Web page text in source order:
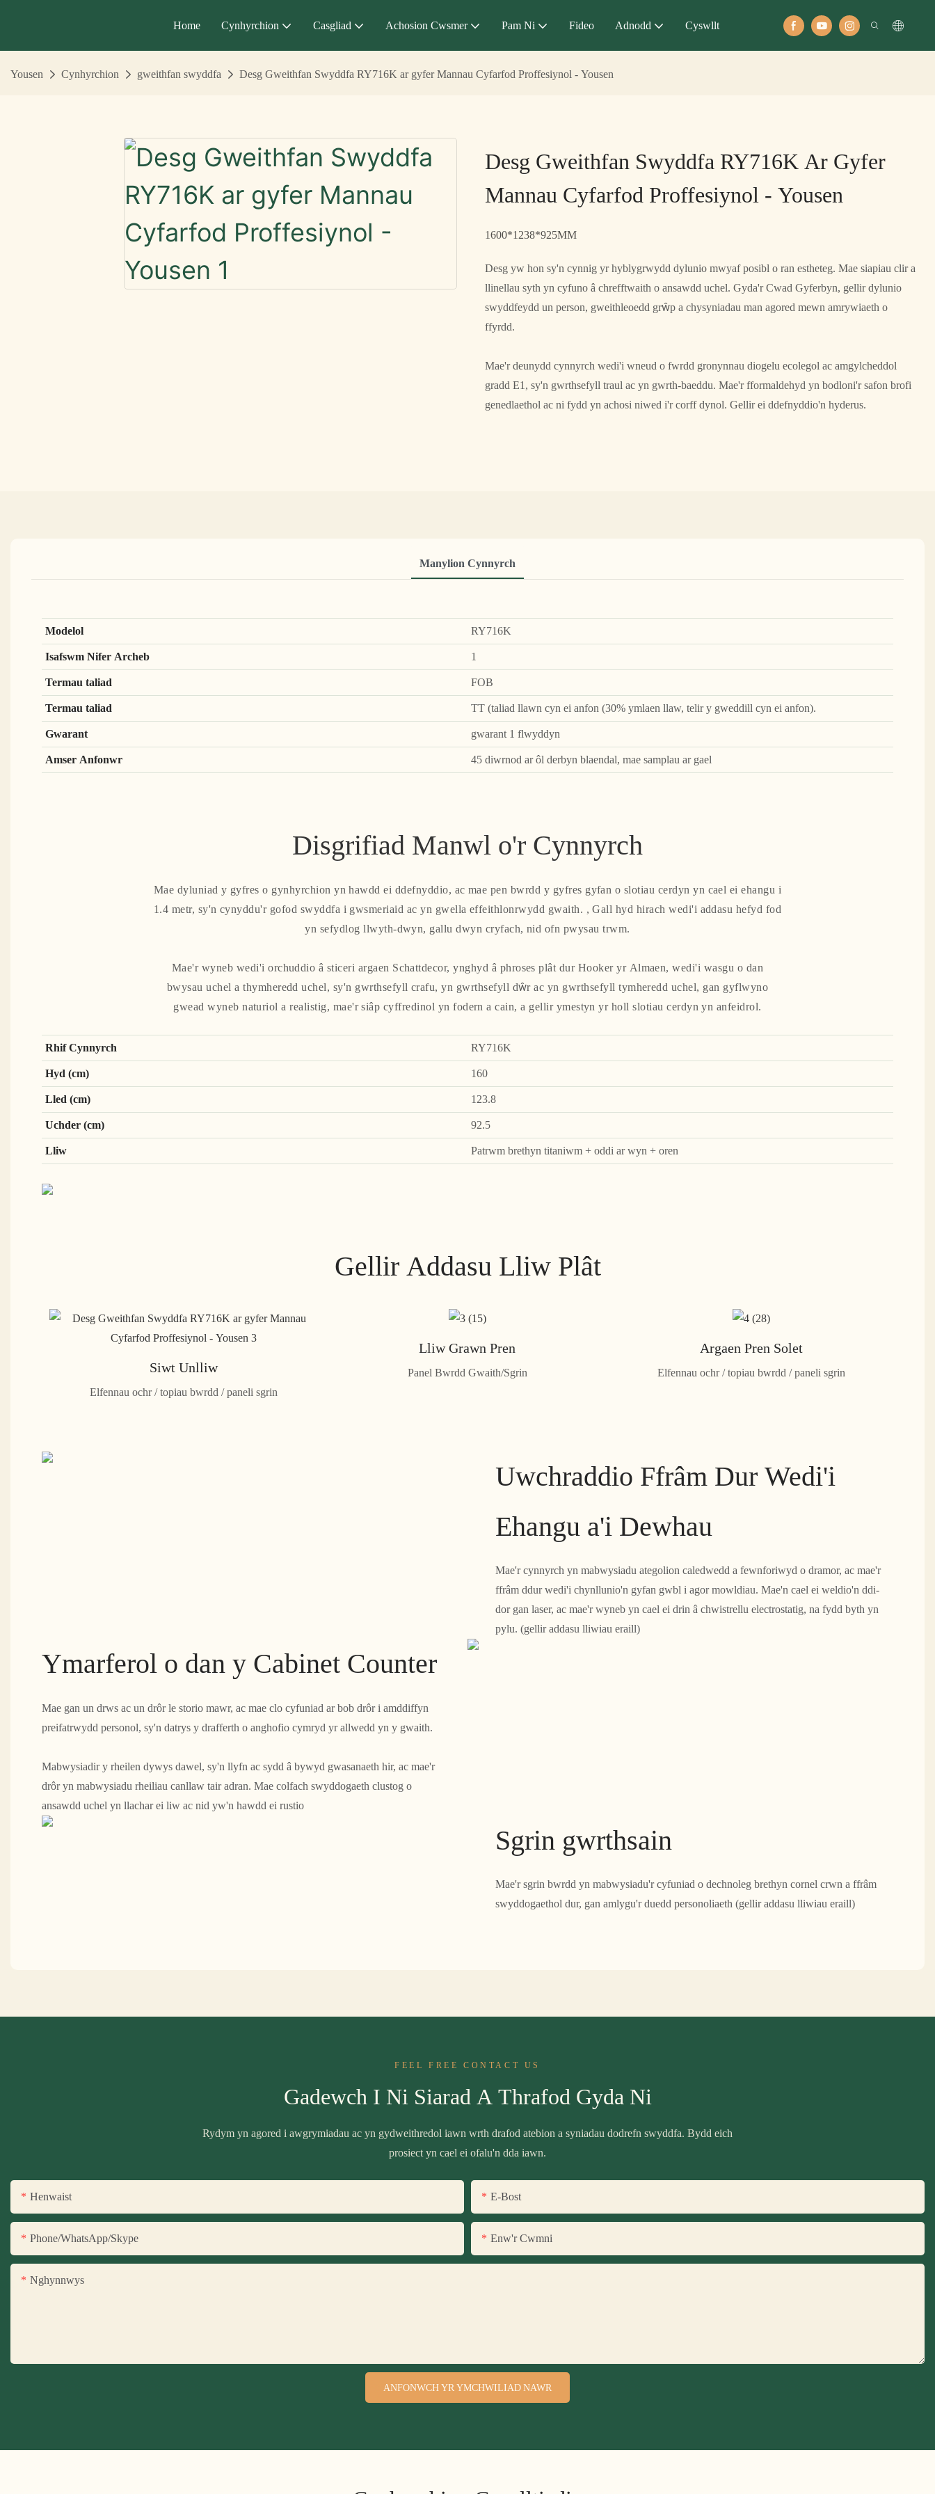
Home Cynhyrchion Casgliad Achosion Cwsmer Pam Ni Fideo Adnodd Cyswllt
Yousen Cynhyrchion gweithfan swyddfa Desg Gweithfan Swyddfa RY716K ar gyfer Mannau Cyfarfod Proffesiynol - Yousen
Desg Gweithfan Swyddfa RY716K Ar Gyfer
Mannau Cyfarfod Proffesiynol - Yousen
1600*1238*925MM
Desg yw hon sy'n cynnig yr hyblygrwydd dylunio mwyaf posibl o ran estheteg. Mae siapiau clir a
llinellau syth yn cyfuno â chrefftwaith o ansawdd uchel. Gyda'r Cwad Gyferbyn, gellir dylunio
swyddfeydd un person, gweithleoedd grŵp a chysyniadau man agored mewn amrywiaeth o
ffyrdd.
Mae'r deunydd cynnyrch wedi'i wneud o fwrdd gronynnau diogelu ecolegol ac amgylcheddol
gradd E1, sy'n gwrthsefyll traul ac yn gwrth-baeddu. Mae'r fformaldehyd yn bodloni'r safon brofi
genedlaethol ac ni fydd yn achosi niwed i'r corff dynol. Gellir ei ddefnyddio'n hyderus.
Manylion Cynnyrch
Modelol
RY716K
Isafswm Nifer Archeb
1
Termau taliad
FOB
Termau taliad
TT (taliad llawn cyn ei anfon (30% ymlaen llaw, telir y gweddill cyn ei anfon).
Gwarant
gwarant 1 flwyddyn
Amser Anfonwr
45 diwrnod ar ôl derbyn blaendal, mae samplau ar gael
Disgrifiad Manwl o'r Cynnyrch
Mae dyluniad y gyfres o gynhyrchion yn hawdd ei ddefnyddio, ac mae pen bwrdd y gyfres gyfan o slotiau cerdyn yn cael ei ehangu i
1.4 metr, sy'n cynyddu'r gofod swyddfa i gwsmeriaid ac yn gwella effeithlonrwydd gwaith. , Gall hyd hirach wedi'i addasu hefyd fod
yn sefydlog llwyth-dwyn, gallu dwyn cryfach, nid ofn pwysau trwm.
Mae'r wyneb wedi'i orchuddio â sticeri argaen Schattdecor, ynghyd â phroses plât dur Hooker yr Almaen, wedi'i wasgu o dan
bwysau uchel a thymheredd uchel, sy'n gwrthsefyll crafu, yn gwrthsefyll dŵr ac yn gwrthsefyll tymheredd uchel, gan gyflwyno
gwead wyneb naturiol a realistig, mae'r siâp cyffredinol yn fodern a cain, a gellir ymestyn yr holl slotiau cerdyn yn anfeidrol.
Rhif Cynnyrch
RY716K
Hyd (cm)
160
Lled (cm)
123.8
Uchder (cm)
92.5
Lliw
Patrwm brethyn titaniwm + oddi ar wyn + oren
Gellir Addasu Lliw Plât
Siwt Unlliw
Elfennau ochr / topiau bwrdd / paneli sgrin
Lliw Grawn Pren
Panel Bwrdd Gwaith/Sgrin
Argaen Pren Solet
Elfennau ochr / topiau bwrdd / paneli sgrin
Uwchraddio Ffrâm Dur Wedi'i
Ehangu a'i Dewhau
Mae'r cynnyrch yn mabwysiadu ategolion caledwedd a fewnforiwyd o dramor, ac mae'r
ffrâm ddur wedi'i chynllunio'n gyfan gwbl i agor mowldiau. Mae'n cael ei weldio'n ddi-
dor gan laser, ac mae'r wyneb yn cael ei drin â chwistrellu electrostatig, na fydd byth yn
pylu. (gellir addasu lliwiau eraill)
Ymarferol o dan y Cabinet Counter
Mae gan un drws ac un drôr le storio mawr, ac mae clo cyfuniad ar bob drôr i amddiffyn
preifatrwydd personol, sy'n datrys y drafferth o anghofio cymryd yr allwedd yn y gwaith.
Mabwysiadir y rheilen dywys dawel, sy'n llyfn ac sydd â bywyd gwasanaeth hir, ac mae'r
drôr yn mabwysiadu rheiliau canllaw tair adran. Mae colfach swyddogaeth clustog o
ansawdd uchel yn llachar ei liw ac nid yw'n hawdd ei rustio
Sgrin gwrthsain
Mae'r sgrin bwrdd yn mabwysiadu'r cyfuniad o dechnoleg brethyn cornel crwn a ffrâm
swyddogaethol dur, gan amlygu'r duedd personoliaeth (gellir addasu lliwiau eraill)
FEEL FREE CONTACT US
Gadewch I Ni Siarad A Thrafod Gyda Ni
Rydym yn agored i awgrymiadau ac yn gydweithredol iawn wrth drafod atebion a syniadau dodrefn swyddfa. Bydd eich
prosiect yn cael ei ofalu'n dda iawn.
Henwaist E-Bost
Phone/WhatsApp/Skype Enw'r Cwmni
Nghynnwys
ANFONWCH YR YMCHWILIAD NAWR